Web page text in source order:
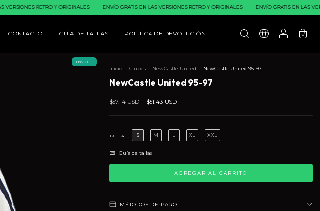
RETRO Y ORIGINALES ENVÍO GRATIS EN LAS VERSIONES RETRO Y ORIGINALES ENVÍO GRATIS EN LAS VERSIONES
CONTACTO GUÍA DE TALLAS POLÍTICA DE DEVOLUCIÓN 0
10% OFF
Inicio . Clubes . NewCastle United . NewCastle United 95-97
NewCastle United 95-97
$57.14 USD $51.43 USD
TALLA S M L XL XXL
Guía de tallas
MÉTODOS DE PAGO